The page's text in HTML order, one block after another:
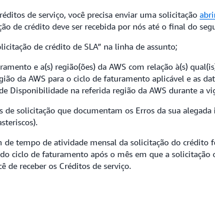
de serviço, você precisa enviar uma solicitação
de crédito deve ser recebida por nós até o final do
de crédito de SLA” na linha de assunto;
e a(s) região(ões) da AWS com relação à(s)
da AWS para o ciclo de faturamento aplicável e as
Disponibilidade na referida região da AWS durante a
de solicitação que documentam os Erros da sua
de tempo de atividade mensal da solicitação do
ciclo de faturamento após o mês em que a
de receber os Créditos de serviço.